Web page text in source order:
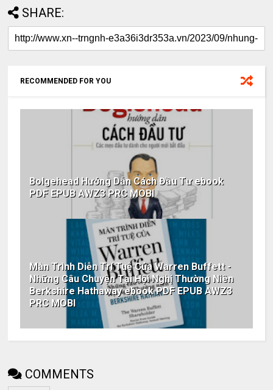
SHARE:
RECOMMENDED FOR YOU
Bolgehead Hướng Dẫn Cách Đầu Tư ebook
PDF EPUB AWZ3 PRC MOBI
Màn Trình Diễn Trí Tuệ Của Warren Buffett -
Những Câu Chuyện Tại Hội Nghị Thường Niên
Berkshire Hathaway ebook PDF EPUB AWZ3
PRC MOBI
COMMENTS